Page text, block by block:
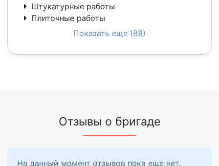
Штукатурные работы
Плиточные работы
Показать еще (88)
Отзывы о бригаде
На данный момент отзывов пока еще нет.